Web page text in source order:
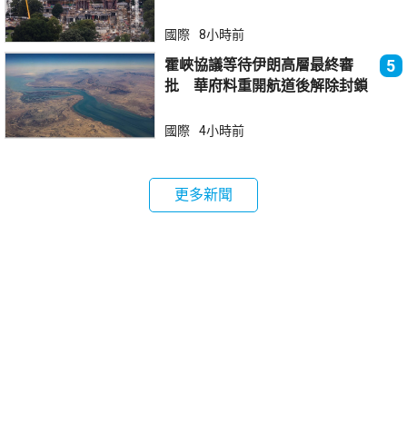
國際 8小時前
霍峽協議等待伊朗高層最終審
批 華府料重開航道後解除封鎖
5
國際 4小時前
更多新聞